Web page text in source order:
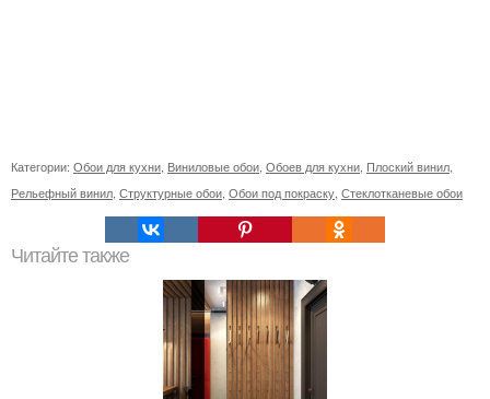
Категории: Обои для кухни Виниловые обои Обоев для кухни Плоский винил
Рельефный винил Структурные обои Обои под покраску Стеклотканевые обои
Читайте также